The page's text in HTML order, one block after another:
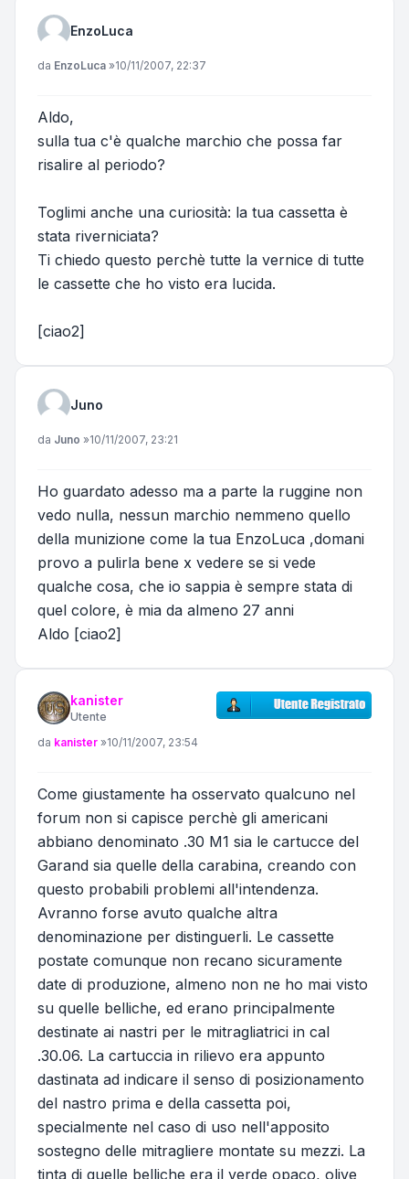
EnzoLuca
Messaggio
da EnzoLuca »10/11/2007, 22:37
Aldo,
sulla tua c'è qualche marchio che possa far
risalire al periodo?
Toglimi anche una curiosità: la tua cassetta è
stata riverniciata?
Ti chiedo questo perchè tutte la vernice di tutte
le cassette che ho visto era lucida.
[ciao2]
Juno
Messaggio
da Juno »10/11/2007, 23:21
Ho guardato adesso ma a parte la ruggine non
vedo nulla, nessun marchio nemmeno quello
della munizione come la tua EnzoLuca ,domani
provo a pulirla bene x vedere se si vede
qualche cosa, che io sappia è sempre stata di
quel colore, è mia da almeno 27 anni
Aldo [ciao2]
kanister
Utente
Messaggio
da kanister »10/11/2007, 23:54
Come giustamente ha osservato qualcuno nel
forum non si capisce perchè gli americani
abbiano denominato .30 M1 sia le cartucce del
Garand sia quelle della carabina, creando con
questo probabili problemi all'intendenza.
Avranno forse avuto qualche altra
denominazione per distinguerli. Le cassette
postate comunque non recano sicuramente
date di produzione, almeno non ne ho mai visto
su quelle belliche, ed erano principalmente
destinate ai nastri per le mitragliatrici in cal
.30.06. La cartuccia in rilievo era appunto
dastinata ad indicare il senso di posizionamento
del nastro prima e della cassetta poi,
specialmente nel caso di uso nell'apposito
sostegno delle mitragliere montate su mezzi. La
tinta di quelle belliche era il verde opaco, olive